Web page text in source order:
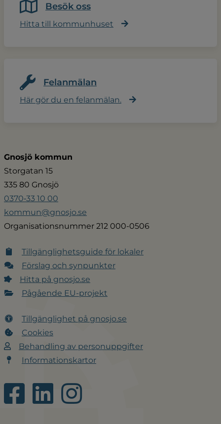
Besök oss
Hitta till kommunhuset
Felanmälan
Här gör du en felanmälan.
Gnosjö kommun
Storgatan 15
335 80 Gnosjö
0370‑33 10 00
kommun@gnosjo.se
Organisationsnummer 212 000-0506
Tillgänglighetsguide för lokaler
Förslag och synpunkter
Hitta på gnosjo.se
Pågående EU-projekt
Tillgänglighet på gnosjo.se
Cookies
Behandling av personuppgifter
Informationskartor